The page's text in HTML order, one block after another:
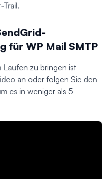
für WP Mail SMTP
Laufen zu bringen ist
an oder folgen Sie den
es in weniger als 5